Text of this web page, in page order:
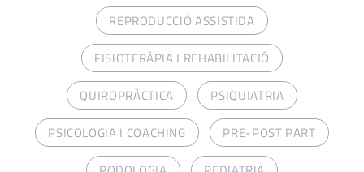
REPRODUCCIÓ ASSISTIDA
FISIOTERÀPIA I REHABILITACIÓ
QUIROPRÀCTICA
PSIQUIATRIA
PSICOLOGIA I COACHING
PRE-POST PART